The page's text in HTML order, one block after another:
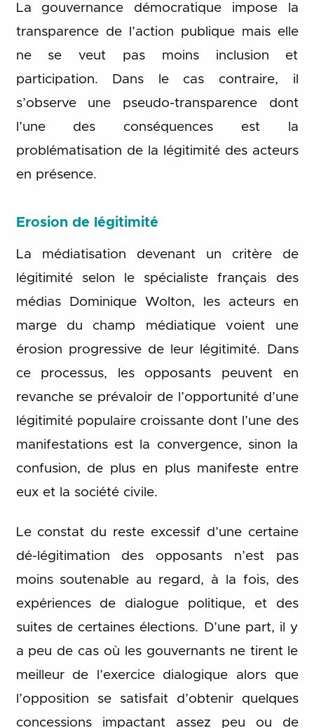
La gouvernance démocratique impose la
transparence de l’action publique mais elle
ne se veut pas moins inclusion et
participation. Dans le cas contraire, il
s’observe une pseudo-transparence dont
l’une des conséquences est la
problématisation de la légitimité des acteurs
en présence.
Erosion de légitimité
La médiatisation devenant un critère de
légitimité selon le spécialiste français des
médias Dominique Wolton, les acteurs en
marge du champ médiatique voient une
érosion progressive de leur légitimité. Dans
ce processus, les opposants peuvent en
revanche se prévaloir de l’opportunité d’une
légitimité populaire croissante dont l’une des
manifestations est la convergence, sinon la
confusion, de plus en plus manifeste entre
eux et la société civile.
Le constat du reste excessif d’une certaine
dé-légitimation des opposants n’est pas
moins soutenable au regard, à la fois, des
expériences de dialogue politique, et des
suites de certaines élections. D’une part, il y
a peu de cas où les gouvernants ne tirent le
meilleur de l’exercice dialogique alors que
l’opposition se satisfait d’obtenir quelques
concessions impactant assez peu ou de